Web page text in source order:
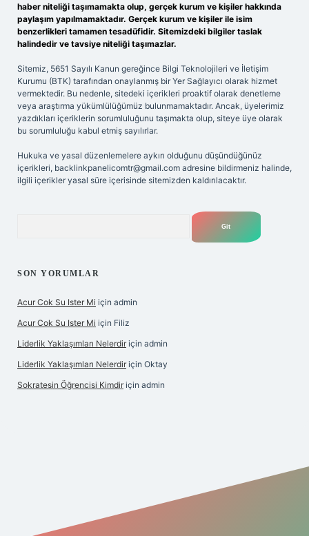
haber niteliği taşımamakta olup, gerçek kurum ve kişiler hakkında
paylaşım yapılmamaktadır. Gerçek kurum ve kişiler ile isim
benzerlikleri tamamen tesadüfidir. Sitemizdeki bilgiler taslak
halindedir ve tavsiye niteliği taşımazlar.
Sitemiz, 5651 Sayılı Kanun gereğince Bilgi Teknolojileri ve İletişim
Kurumu (BTK) tarafından onaylanmış bir Yer Sağlayıcı olarak hizmet
vermektedir. Bu nedenle, sitedeki içerikleri proaktif olarak denetleme
veya araştırma yükümlülüğümüz bulunmamaktadır. Ancak, üyelerimiz
yazdıkları içeriklerin sorumluluğunu taşımakta olup, siteye üye olarak
bu sorumluluğu kabul etmiş sayılırlar.
Hukuka ve yasal düzenlemelere aykırı olduğunu düşündüğünüz
içerikleri, backlinkpanelicomtr@gmail.com adresine bildirmeniz halinde,
ilgili içerikler yasal süre içerisinde sitemizden kaldırılacaktır.
SON YORUMLAR
Acur Cok Su Ister Mi için admin
Acur Cok Su Ister Mi için Filiz
Liderlik Yaklaşımları Nelerdir için admin
Liderlik Yaklaşımları Nelerdir için Oktay
Sokratesin Öğrencisi Kimdir için admin